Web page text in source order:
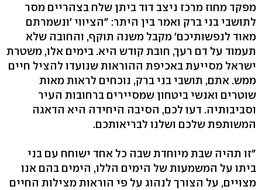
מפקד מחוז מרכז ניצב דוד ביתן שלח בצהריים מסר
לתושבי בני ברק ואמר בין היתר: "הציווי 'ונשמרתם
מאוד לנפשותיכם' מקבל משנה תוקף, והחובה שלא
תעמוד על דם רעך, חובת קודש היא. בימים אלו, משטרת
ישראל מסייעת באכיפת ההוראות שנועדו להציל חיים
ממש. אתם, תושבי בני ברק, נוכחים לראות מאות
שוטרים ואנשי ביטחון שמסיירים ברחובות העיר
וסביבותיה. דעו לכם, הסיבה היחידה היא הדאגה
המשותפת שלכם ושלנו לבריאותכם.
"זו תהיה שבת מיוחדת שבה כל אחד ישוחח עם בני
ביתו על המשמעות של הימים הללו, הימים בהם אנו
מצויים, על הצורך לנהוג על פי הוראות מצילות החיים